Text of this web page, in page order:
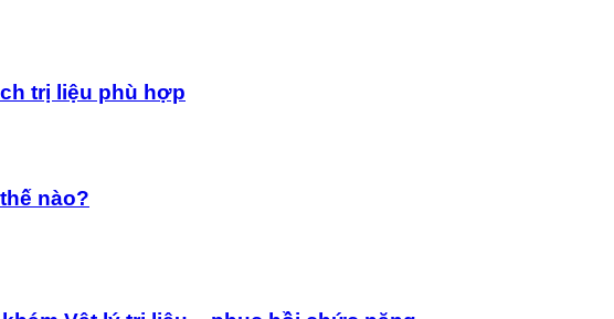
trị liệu phù hợp
nào?